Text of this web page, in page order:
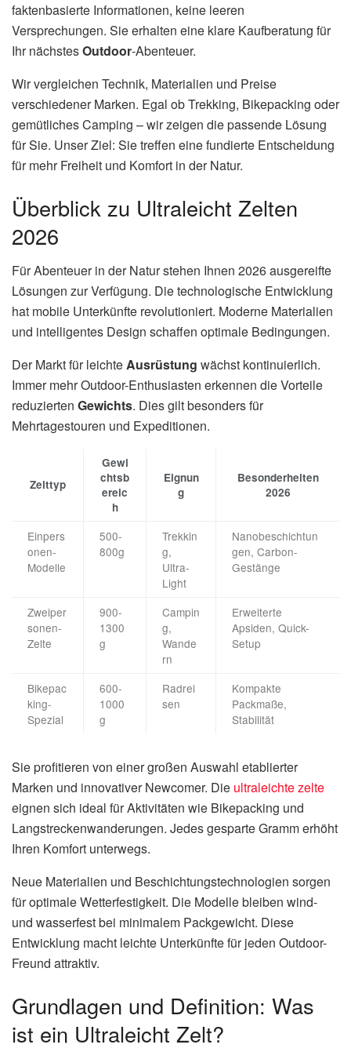
faktenbasierte Informationen, keine leeren
Versprechungen. Sie erhalten eine klare Kaufberatung für
Ihr nächstesOutdoor-Abenteuer.
Wir vergleichen Technik, Materialien und Preise
verschiedener Marken. Egal ob Trekking, Bikepacking oder
gemütliches Camping – wir zeigen die passende Lösung
für Sie. Unser Ziel: Sie treffen eine fundierte Entscheidung
für mehr Freiheit und Komfort in der Natur.
Überblick zu Ultraleicht Zelten
2026
Für Abenteuer in der Natur stehen Ihnen 2026 ausgereifte
Lösungen zur Verfügung. Die technologische Entwicklung
hat mobile Unterkünfte revolutioniert. Moderne Materialien
und intelligentes Design schaffen optimale Bedingungen.
Der Markt für leichteAusrüstung wächst kontinuierlich.
Immer mehr Outdoor-Enthusiasten erkennen die Vorteile
reduzierten Gewichts. Dies gilt besonders für
Mehrtagestouren und Expeditionen.
Zelttyp
Gewi
chtsb
ereic
h
Eignun
g
Besonderheiten
2026
Einpers
onen-
Modelle
500-
800g
Trekkin
g,
Ultra-
Light
Nanobeschichtun
gen, Carbon-
Gestänge
Zweiper
sonen-
Zelte
900-
1300
g
Campin
g,
Wande
rn
Erweiterte
Apsiden, Quick-
Setup
Bikepac
king-
Spezial
600-
1000
g
Radrei
sen
Kompakte
Packmaße,
Stabilität
Sie profitieren von einer großen Auswahl etablierter
Marken und innovativer Newcomer. Die ultraleichte zelte
eignen sich ideal für Aktivitäten wie Bikepacking und
Langstreckenwanderungen. Jedes gesparte Gramm erhöht
Ihren Komfort unterwegs.
Neue Materialien und Beschichtungstechnologien sorgen
für optimale Wetterfestigkeit. Die Modelle bleiben wind-
und wasserfest bei minimalem Packgewicht. Diese
Entwicklung macht leichte Unterkünfte für jeden Outdoor-
Freund attraktiv.
Grundlagen und Definition: Was
ist ein Ultraleicht Zelt?